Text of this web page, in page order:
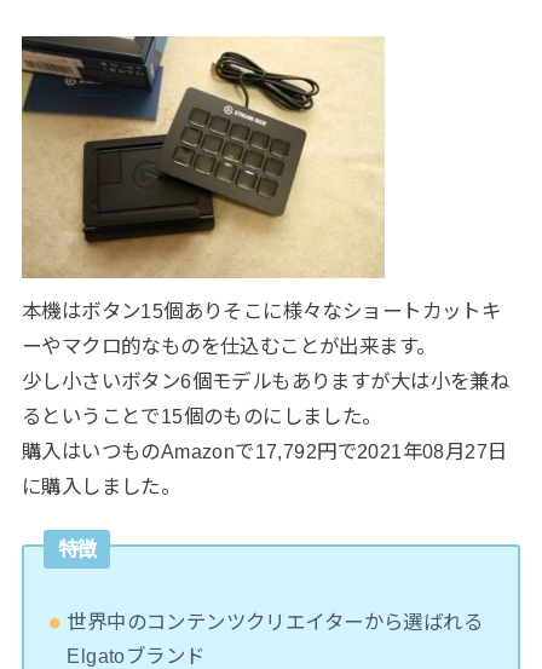
本機はボタン15個ありそこに様々なショートカットキ
ーやマクロ的なものを仕込むことが出来ます。
少し小さいボタン6個モデルもありますが大は小を兼ね
るということで15個のものにしました。
購入はいつものAmazonで17,792円で2021年08月27日
に購入しました。
特徴
世界中のコンテンツクリエイターから選ばれる
Elgatoブランド